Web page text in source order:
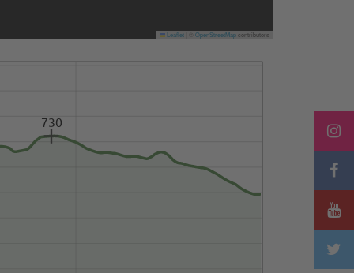
Leaflet OpenStreetMapcontributors
730